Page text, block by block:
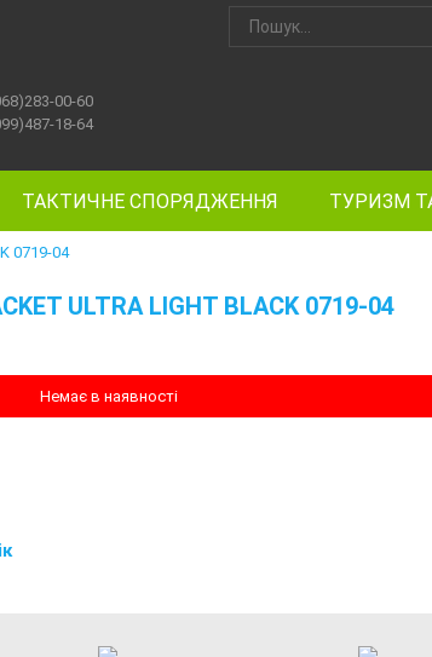
00-60
18-64
ТАКТИЧНЕ СПОРЯДЖЕННЯ ТУРИЗМ
0719-04
ULTRA LIGHT BLACK 0719-04
Немає в наявності